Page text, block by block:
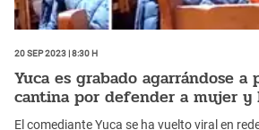
20 Sep 2023 | 8:30 h
Yuca es grabado agarrándose
cantina por defender a mujer y
El comediante Yuca se ha vuelto viral en